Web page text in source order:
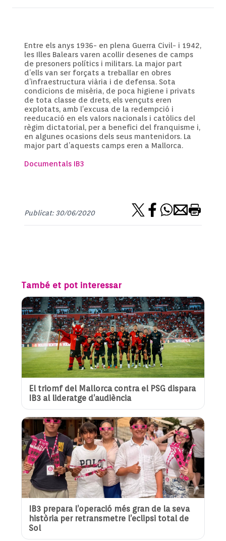
Entre els anys 1936- en plena Guerra Civil- i 1942,
les Illes Balears varen acollir desenes de camps
de presoners polítics i militars. La major part
d’ells van ser forçats a treballar en obres
d’infraestructura viària i de defensa. Sota
condicions de misèria, de poca higiene i privats
de tota classe de drets, els vençuts eren
explotats, amb l’excusa de la redempció i
reeducació en els valors nacionals i catòlics del
règim dictatorial, per a benefici del franquisme i,
en algunes ocasions dels seus mantenidors. La
major part d’aquests camps eren a Mallorca.
Documentals IB3
Publicat: 30/06/2020
També et pot interessar
El triomf del Mallorca contra el PSG dispara
IB3 al lideratge d’audiència
IB3 prepara l’operació més gran de la seva
història per retransmetre l’eclipsi total de
Sol